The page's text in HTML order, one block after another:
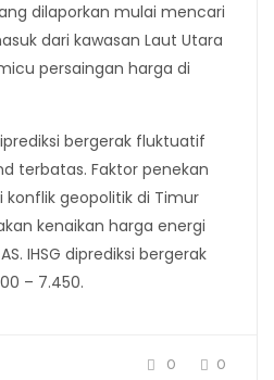
dilaporkan mulai mencari
dari kawasan Laut Utara
persaingan harga di
bergerak fluktuatif
terbatas. Faktor penekan
konflik geopolitik di Timur
kenaikan harga energi
IHSG diprediksi bergerak
– 7.450.
0 0